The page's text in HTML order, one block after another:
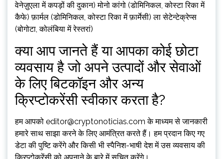
वेनेज़ुएला में कपड़ों की दुकान) मोनो कांगो (डोमिनिकल, कोस्टा रिका में
कैफे) फ़ार्मल (डोमिनिकल, कोस्टा रिका में फ़ार्मेसी) ला सेटेन्टेक्रेप्स
(बोगोटा, कोलंबिया में रेस्तरां)
क्या आप जानते हैं या आपका कोई छोटा
व्यवसाय है जो अपने उत्पादों और सेवाओं
के लिए बिटकॉइन और अन्य
क्रिप्टोकरेंसी स्वीकार करता है?
हम आपको editor@cryptonoticias.com के माध्यम से जानकारी
हमारे साथ साझा करने के लिए आमंत्रित करते हैं। हम प्रदान किए गए
डेटा की पुष्टि करेंगे और किसी भी स्पैनिश-भाषी देश में उस व्यवसाय की